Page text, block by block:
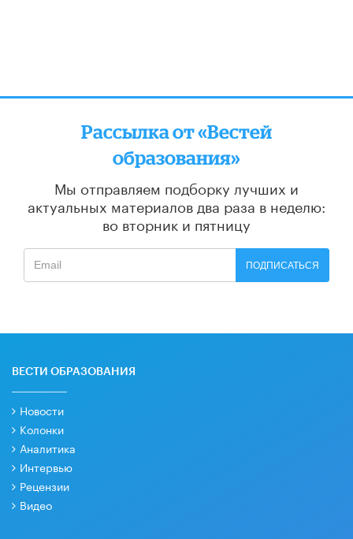
Рассылка от «Вестей
образования»
Мы отправляем подборку лучших и
актуальных материалов два раза в неделю:
во вторник и пятницу
ПОДПИСАТЬСЯ
ВЕСТИ ОБРАЗОВАНИЯ
Новости
Колонки
Аналитика
Интервью
Рецензии
Видео